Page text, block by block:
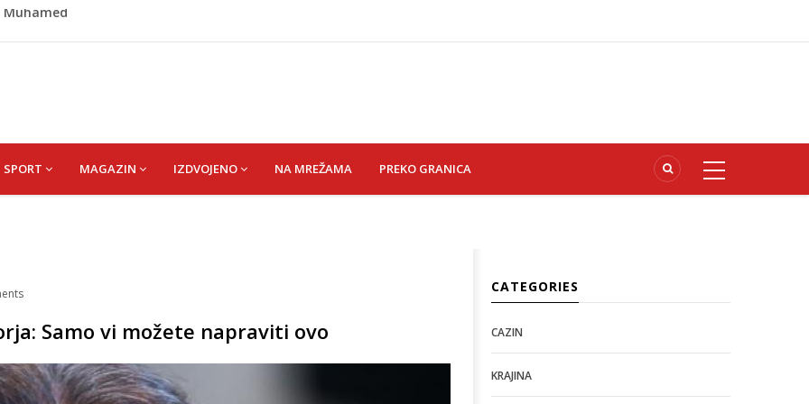
(r. Aličajić, otac Muharem) Mine
Evo kome je dodijeljen novac
SPORT MAGAZIN IZDVOJENO NA MREŽAMA PREKO GRANICA
Samo vi možete napraviti ovo
CATEGORIES
CAZIN
KRAJINA